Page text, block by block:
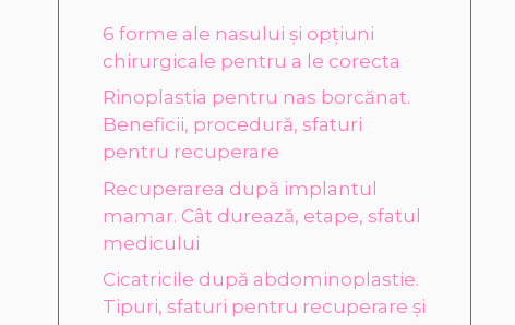
6 forme ale nasului și opțiuni
chirurgicale pentru a le corecta
Rinoplastia pentru nas borcănat.
Beneficii, procedură, sfaturi
pentru recuperare
Recuperarea după implantul
mamar. Cât durează, etape, sfatul
medicului
Cicatricile după abdominoplastie.
Tipuri, sfaturi pentru recuperare și